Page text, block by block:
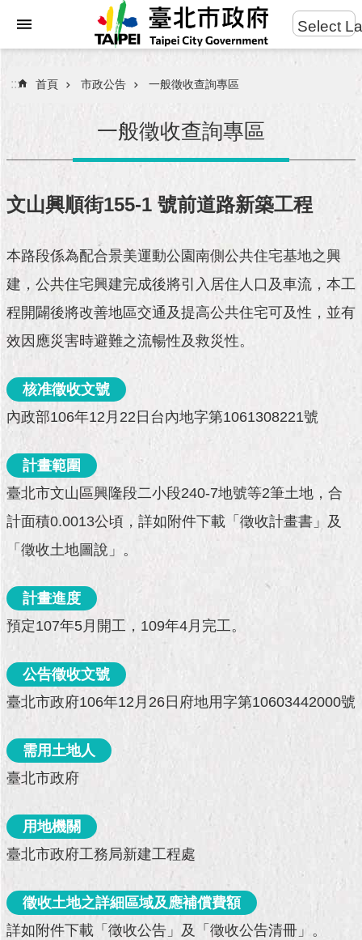
進
搜
民
服
市
府
團
隊
政
公
告
施
政
願
及
成
果
市
政
資
館
發
臺
北
動
主
題
與
民
Select
::: 首頁 市政公告 一般徵收查詢專區
一般徵收查詢專區
文山興順街155-1 號前道路新築工程
本路段係為配合景美運動公園南側公共住宅基地之興
建，公共住宅興建完成後將引入居住人口及車流，本工
程開闢後將改善地區交通及提高公共住宅可及性，並有
效因應災害時避難之流暢性及救災性。
核准徵收文號
內政部106年12月22日台內地字第1061308221號
計畫範圍
臺北市文山區興隆段二小段240-7地號等2筆土地，合
計面積0.0013公頃，詳如附件下載「徵收計畫書」及
「徵收土地圖說」。
計畫進度
預定107年5月開工，109年4月完工。
公告徵收文號
臺北市政府106年12月26日府地用字第10603442000號
需用土地人
臺北市政府
用地機關
臺北市政府工務局新建工程處
徵收土地之詳細區域及應補償費額
詳如附件下載「徵收公告」及「徵收公告清冊」。